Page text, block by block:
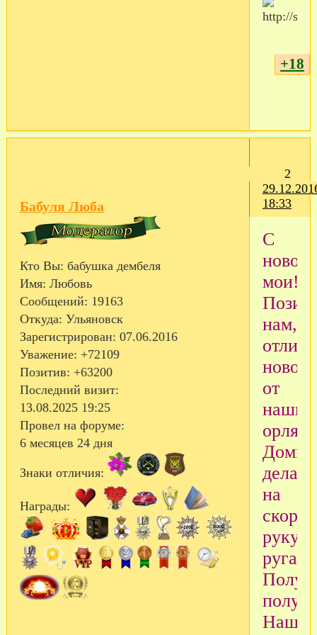
+18
2
18:33
Бабуля Люба
Кто Вы: бабушка дембеля
Имя: Любовь
Сообщений: 19163
Откуда: Ульяновск
Зарегистрирован: 07.06.2016
Уважение: +72109
Позитив: +63200
Последний визит:
13.08.2025 19:25
Провел на форуме:
6 месяцев 24 дня
Знаки отличия:
Награды:
С
мои!
от
наших
орлят!
Домик
делала
на